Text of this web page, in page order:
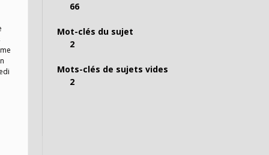
66
Mot-clés du sujet
2
Mots-clés de sujets vides
2